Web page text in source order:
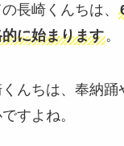
長崎くんちは、
に始まります。
んちは、奉納踊
すよね。